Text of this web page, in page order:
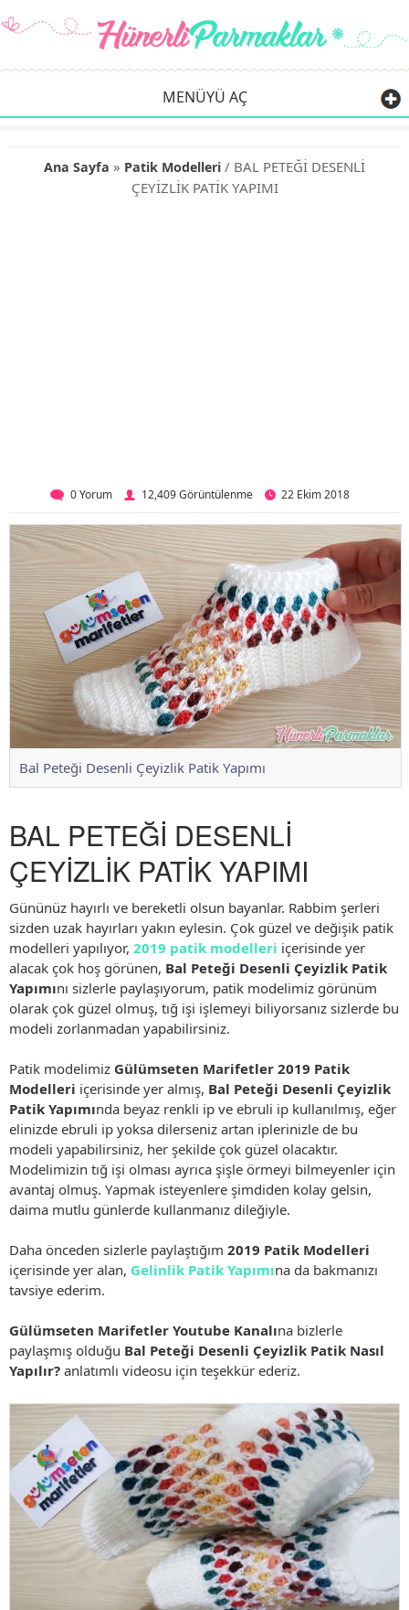
MENÜYÜ AÇ
Ana Sayfa » Patik Modelleri / BAL PETEĞİ DESENLİ
ÇEYİZLİK PATİK YAPIMI
0 Yorum 12,409 Görüntülenme 22 Ekim 2018
Bal Peteği Desenli Çeyizlik Patik Yapımı
BAL PETEĞİ DESENLİ
ÇEYİZLİK PATİK YAPIMI
Gününüz hayırlı ve bereketli olsun bayanlar. Rabbim şerleri
sizden uzak hayırları yakın eylesin. Çok güzel ve değişik patik
modelleri yapılıyor, 2019 patik modelleri içerisinde yer
alacak çok hoş görünen, Bal Peteği Desenli Çeyizlik Patik
Yapımını sizlerle paylaşıyorum, patik modelimiz görünüm
olarak çok güzel olmuş, tığ işi işlemeyi biliyorsanız sizlerde bu
modeli zorlanmadan yapabilirsiniz.
Patik modelimiz Gülümseten Marifetler 2019 Patik
Modelleri içerisinde yer almış, Bal Peteği Desenli Çeyizlik
Patik Yapımında beyaz renkli ip ve ebruli ip kullanılmış, eğer
elinizde ebruli ip yoksa dilerseniz artan iplerinizle de bu
modeli yapabilirsiniz, her şekilde çok güzel olacaktır.
Modelimizin tığ işi olması ayrıca şişle örmeyi bilmeyenler için
avantaj olmuş. Yapmak isteyenlere şimdiden kolay gelsin,
daima mutlu günlerde kullanmanız dileğiyle.
Daha önceden sizlerle paylaştığım 2019 Patik Modelleri
içerisinde yer alan, Gelinlik Patik Yapımına da bakmanızı
tavsiye ederim.
Gülümseten Marifetler Youtube Kanalına bizlerle
paylaşmış olduğu Bal Peteği Desenli Çeyizlik Patik Nasıl
Yapılır? anlatımlı videosu için teşekkür ederiz.